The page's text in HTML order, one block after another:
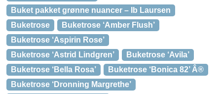
Buket pakket grønne nuancer – Ib Laursen
Buketrose
Buketrose ‘Amber Flush’
Buketrose ‘Aspirin Rose’
Buketrose ‘Astrid Lindgren’
Buketrose ‘Avila’
Buketrose ‘Bella Rosa’
Buketrose ‘Bonica 82’ Â®
Buketrose ‘Dronning Margrethe’